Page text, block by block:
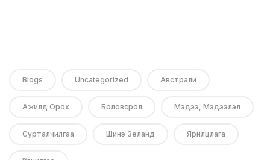
Blogs Uncategorized Австрали
Ажилд Орох Боловсрол Мэдээ, Мэдээлэл
Сурталчилгаа Шинэ Зеланд Ярилцлага